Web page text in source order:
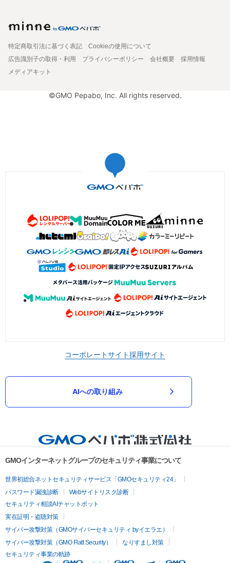
特定商取引法に基づく表記
Cookieの使用について
広告識別子の取得・利用
プライバシーポリシー 会社概要
採用情報
メディアキット
©GMO Pepabo, Inc. All rights reserved.
コーポレートサイト採用サイト
AIへの取り組み
GMOインターネットグループのセキュリティ事業について
世界初総合ネットセキュリティサービス「GMOセキュリティ24」
パスワード漏洩診断
Webサイトリスク診断
セキュリティ相談AIチャットボット
実在証明・盗聴対策
サイバー攻撃対策（GMOサイバーセキュリティ byイエラエ）
サイバー攻撃対策（GMO Flatt Security）
なりすまし対策
セキュリティ事業の軌跡